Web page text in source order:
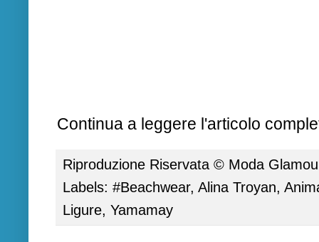
Continua a leggere l'articolo
Riproduzione Riservata © Moda
Labels: #Beachwear, Alina Troyan,
Ligure, Yamamay